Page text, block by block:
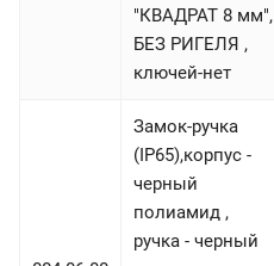
"КВАДРАТ 8 мм",
БЕЗ РИГЕЛЯ ,
ключей-нет
Замок-ручка
(IP65),корпус -
черный
полиамид ,
ручка - черный